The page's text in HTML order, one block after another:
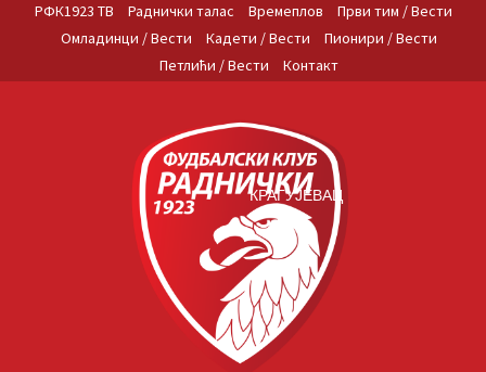
РФК1923 ТВ Раднички талас Времеплов
Први тим / Вести
Омладинци / Вести
Кадети / Вести
Пионири / Вести
Петлићи / Вести
Контакт
КРАГУЈЕВАЦ